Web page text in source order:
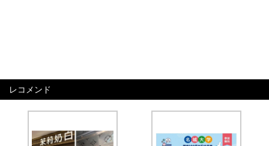
レコメンド